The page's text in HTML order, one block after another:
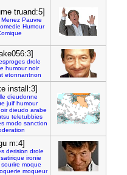
truand:5]
Menez Pauvre
Humour
drole
humour noir
etonnantnon
install:3]
dieudonne
juif humour
dieudo arabe
teletubbies
modo sanction
m:4]
derision drole
satirique ironie
sourire moque
moqueur